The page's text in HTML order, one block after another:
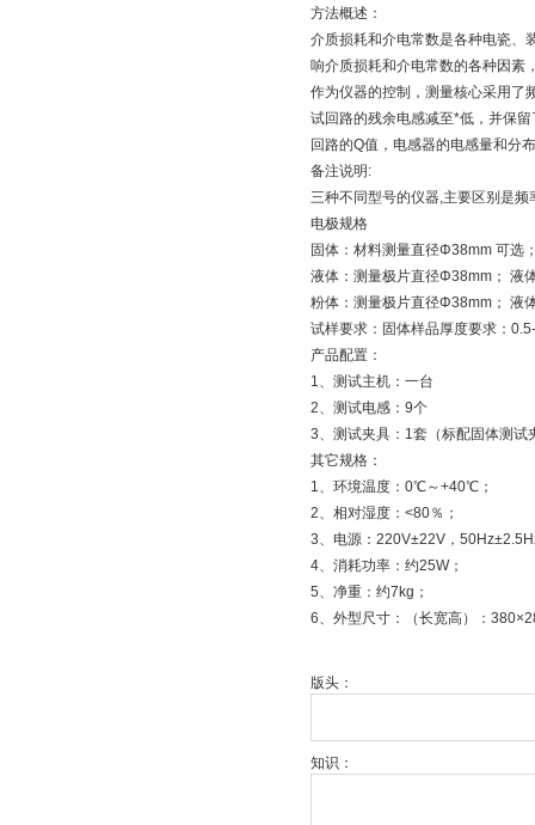
方法概述：
介质损耗和介电常数是各种电瓷、
响介质损耗和介电常数的各种因素
作为仪器的控制，测量核心采用了
试回路的残余电感减至*低，并保
回路的Q值，电感器的电感量和分
备注说明:
三种不同型号的仪器,主要区别是
电极规格
固体：材料测量直径Φ38mm 可选
液体：测量极片直径Φ38mm； 液
粉体：测量极片直径Φ38mm； 液
试样要求：固体样品厚度要求：
产品配置：
1、测试主机：一台
2、测试电感：9个
3、测试夹具：1套（标配固体测试
其它规格：
1、环境温度：0℃～+40℃；
2、相对湿度：<80％；
3、电源：220V±22V，
4、消耗功率：约25W；
5、净重：约7kg；
6、外型尺寸：（长宽高）：
版头：
知识：